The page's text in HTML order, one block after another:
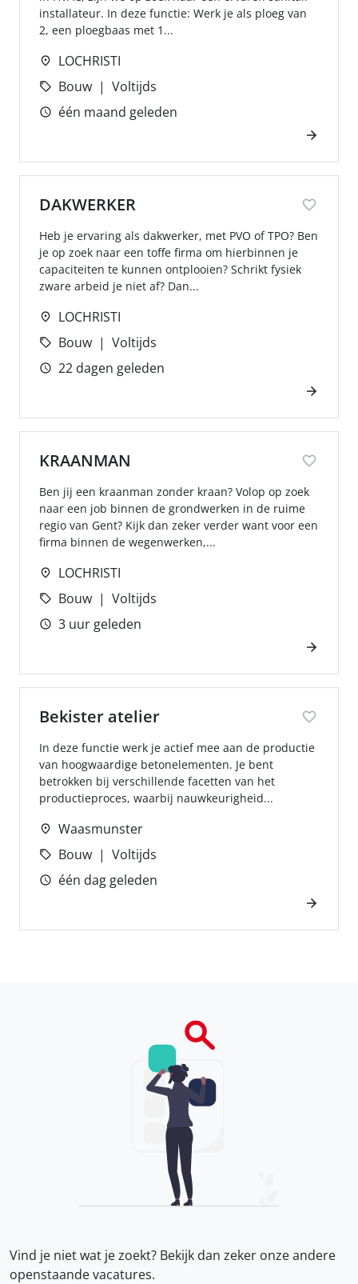
installateur. In deze functie: Werk je als ploeg van
2, een ploegbaas met 1...
LOCHRISTI
Bouw
Voltijds
één maand geleden
DAKWERKER
Heb je ervaring als dakwerker, met PVO of TPO? Ben
je op zoek naar een toffe firma om hierbinnen je
capaciteiten te kunnen ontplooien? Schrikt fysiek
zware arbeid je niet af? Dan...
LOCHRISTI
Bouw
Voltijds
22 dagen geleden
KRAANMAN
Ben jij een kraanman zonder kraan? Volop op zoek
naar een job binnen de grondwerken in de ruime
regio van Gent? Kijk dan zeker verder want voor een
firma binnen de wegenwerken,...
LOCHRISTI
Bouw
Voltijds
3 uur geleden
Bekister atelier
In deze functie werk je actief mee aan de productie
van hoogwaardige betonelementen. Je bent
betrokken bij verschillende facetten van het
productieproces, waarbij nauwkeurigheid...
Waasmunster
Bouw
Voltijds
één dag geleden
Vind je niet wat je zoekt? Bekijk dan zeker onzeandere
openstaande vacatures.